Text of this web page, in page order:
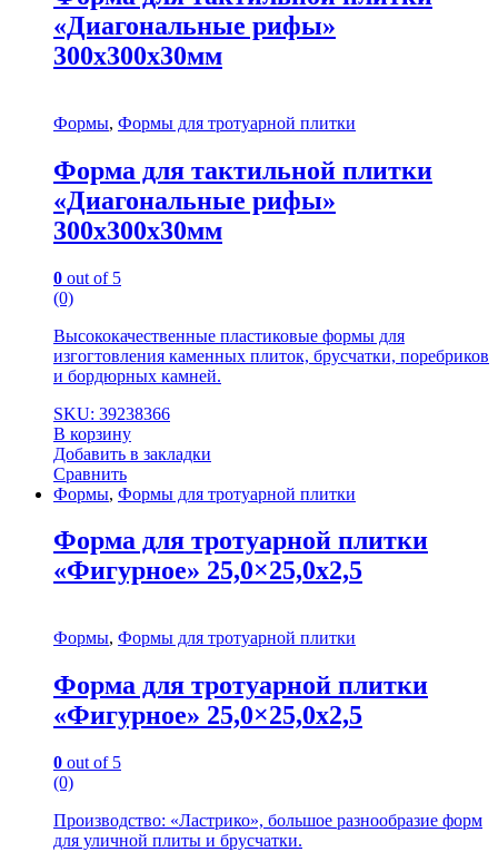
«Диагональные рифы»
300х300х30мм
Формы, Формы для тротуарной плитки
Форма для тактильной плитки
«Диагональные рифы»
300х300х30мм
0 out of 5
(0)
Высококачественные пластиковые формы для
изгогтовления каменных плиток, брусчатки, поребриков
и бордюрных камней.
SKU: 39238366
В корзину
Добавить в закладки
Сравнить
Формы, Формы для тротуарной плитки
Форма для тротуарной плитки
«Фигурное» 25,0×25,0x2,5
Формы, Формы для тротуарной плитки
Форма для тротуарной плитки
«Фигурное» 25,0×25,0x2,5
0 out of 5
(0)
Производство: «Ластрико», большое разнообразие форм
для уличной плиты и брусчатки.